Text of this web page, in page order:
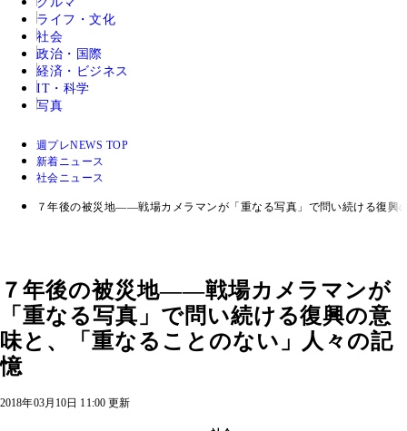
ライフ・文化
社会
政治・国際
経済・ビジネス
IT・科学
写真
週プレNEWS TOP
新着ニュース
社会ニュース
７年後の被災地――戦場カメラマンが「重なる写真」で問い続ける復興
７年後の被災地――戦場カメラマンが
「重なる写真」で問い続ける復興の意
味と、「重なることのない」人々の記
憶
2018年03月10日 11:00 更新